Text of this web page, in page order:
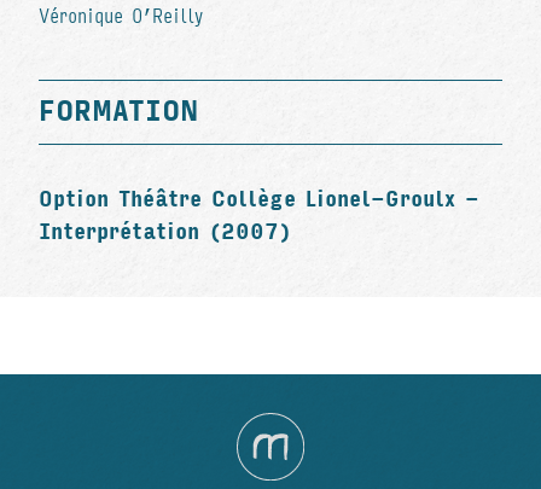
Véronique O’Reilly
FORMATION
Option Théâtre Collège Lionel-Groulx -
Interprétation (2007)